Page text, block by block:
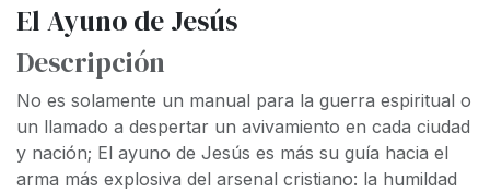
El Ayuno de Jesús
Descripción
No es solamente un manual para la guerra espiritual o
un llamado a despertar un avivamiento en cada ciudad
y nación; El ayuno de Jesús es más su guía hacia el
arma más explosiva del arsenal cristiano: la humildad